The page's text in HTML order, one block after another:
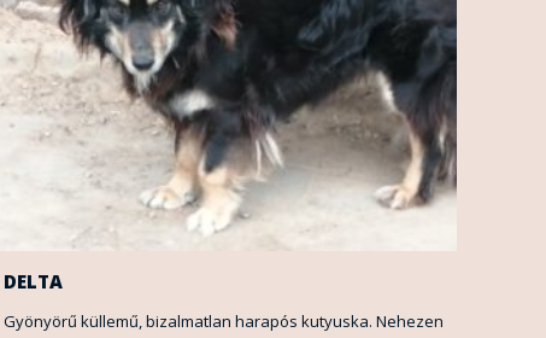
DELTA
Gyönyörű küllemű, bizalmatlan harapós kutyuska. Nehezen